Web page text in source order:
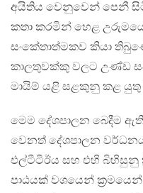
අයිතිය වෙනුවෙන් පෙනී
කතා කරමින් හෙළ
සංකේතාත්මකව කියා
කාලතුවක්කු වලට උණ්ඩ
මායිම් යළි සළකුනු කළ යුතු
මෙම දේශපාලන බෙදීම
වෙනත් දේශපාලන
එල්ටීටීඊය සහ එහි බිහිසුනු
පාඨයක් වශයෙන්